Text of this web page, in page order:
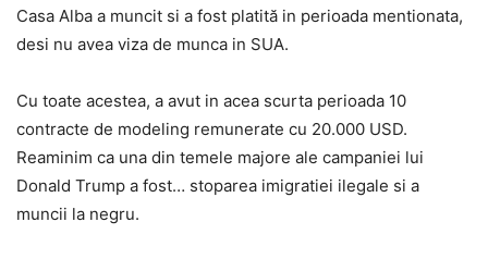
Casa Alba a muncit si a fost platită in perioada mentionata,
desi nu avea viza de munca in SUA.
Cu toate acestea, a avut in acea scurta perioada 10
contracte de modeling remunerate cu 20.000 USD.
Reaminim ca una din temele majore ale campaniei lui
Donald Trump a fost… stoparea imigratiei ilegale si a
muncii la negru.